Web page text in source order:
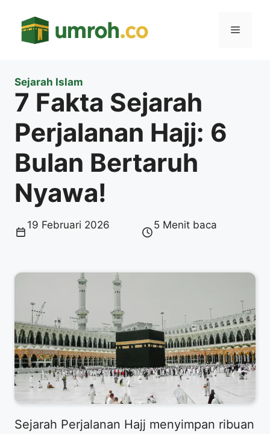
Menu
Sejarah Islam
7 Fakta Sejarah
Perjalanan Hajj: 6
Bulan Bertaruh
Nyawa!
19 Februari 2026 5 Menit baca
Sejarah Perjalanan Hajj menyimpan ribuan